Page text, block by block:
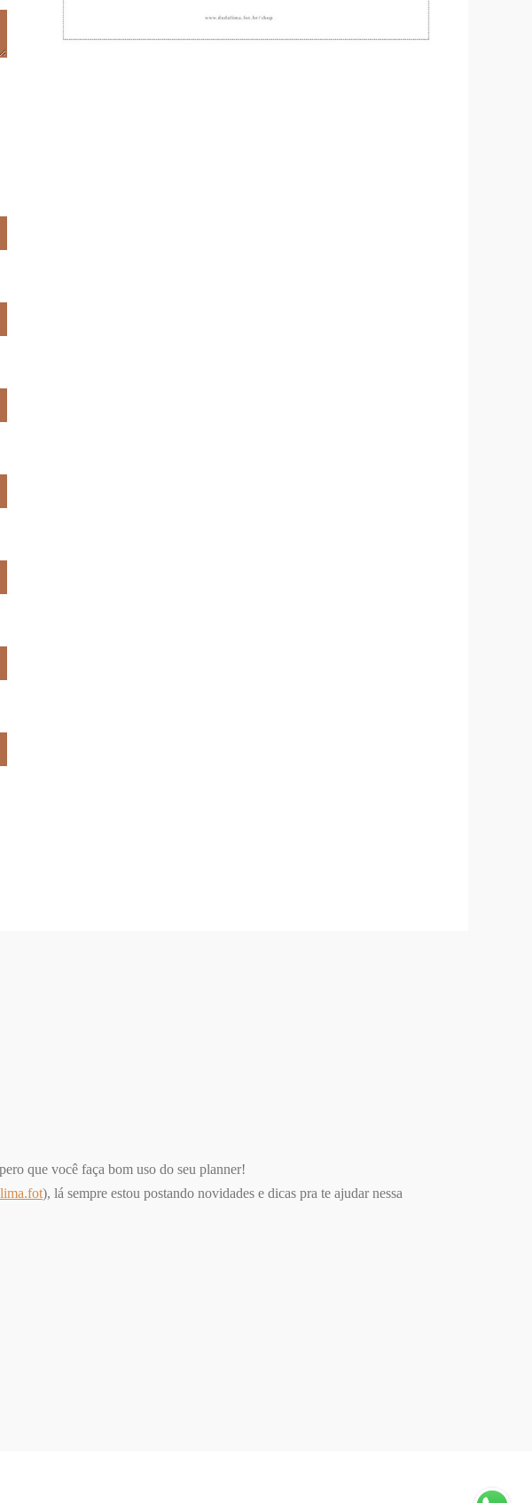
que você faça bom uso do seu planner!
), lá sempre estou postando novidades e dicas pra te ajudar nessa